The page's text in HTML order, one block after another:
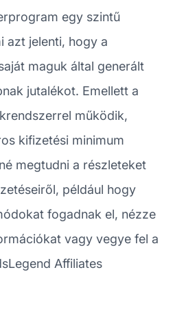
egy szintű
azt jelenti, hogy a
maguk által generált
jutalékot. Emellett a
működik,
kifizetési minimum
megtudni a részleteket
például hogy
fogadnak el, nézze
vagy vegye fel a
Affiliates